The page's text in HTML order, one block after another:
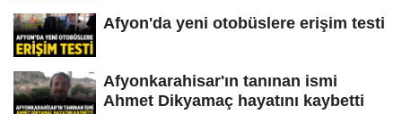
Afyon'da yeni otobüslere erişim testi
Afyonkarahisar'ın tanınan ismi
Ahmet Dikyamaç hayatını kaybetti